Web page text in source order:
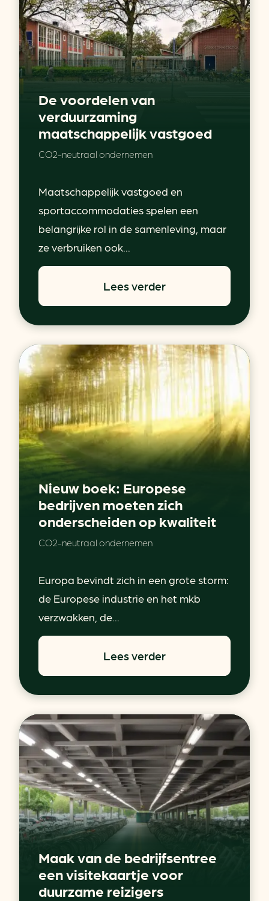
De voordelen van
verduurzaming
maatschappelijk vastgoed
CO2-neutraal ondernemen
Maatschappelijk vastgoed en
sportaccommodaties spelen een
belangrijke rol in de samenleving, maar
ze verbruiken ook...
Lees verder
Nieuw boek: Europese
bedrijven moeten zich
onderscheiden op kwaliteit
CO2-neutraal ondernemen
Europa bevindt zich in een grote storm:
de Europese industrie en het mkb
verzwakken, de...
Lees verder
Maak van de bedrijfsentree
een visitekaartje voor
duurzame reizigers